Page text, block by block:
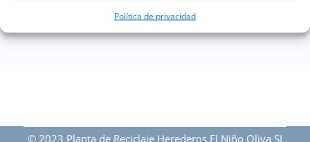
Política de privacidad
© 2023 Planta de Reciclaje Herederos El Niño Oliva SL.